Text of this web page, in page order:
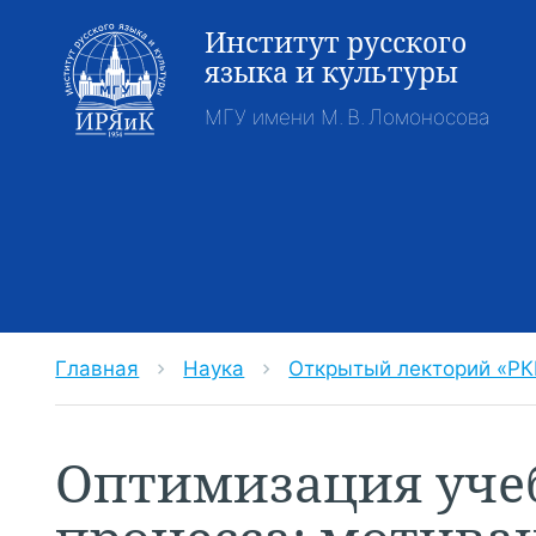
Институт русского
языка и культуры
МГУ имени М. В. Ломоносова
Главная chevron_right Наука chevron_right Открытый лекторий
Оптимизация